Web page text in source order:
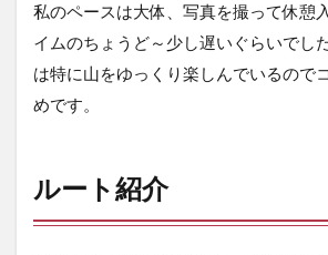
機
材
5
山
5.1
トイ
私のペースは大体、写真を撮って休憩
イムのちょうど～少し遅いぐらいでし
は特に山をゆっくり楽しんでいるので
めです。
ルート紹介